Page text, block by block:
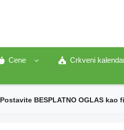
Cene Crkveni
Postavite BESPLATNO OGLAS kao